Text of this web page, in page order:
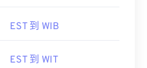
EST 到 WIB
EST 到 WIT